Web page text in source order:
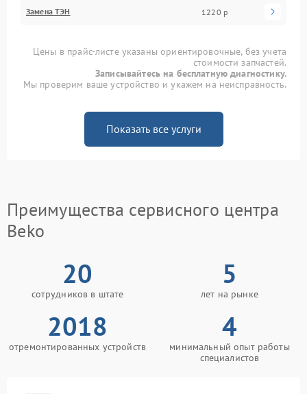
Замена ТЭН 1220 р
Цены в прайс-листе указаны ориентировочные, без учета
стоимости запчастей.
Записывайтесь на бесплатную диагностику.
Мы проверим ваше устройство и укажем на неисправность.
Показать все услуги
Преимущества сервисного центра
Beko
20
сотрудников в штате
5
лет на рынке
2018
отремонтированных устройств
4
минимальный опыт работы
специалистов